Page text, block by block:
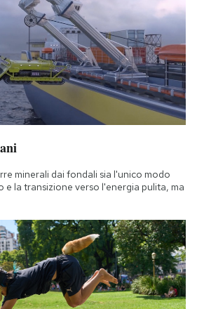
minerali dai fondali sia l'unico modo
e la transizione verso l'energia pulita, ma